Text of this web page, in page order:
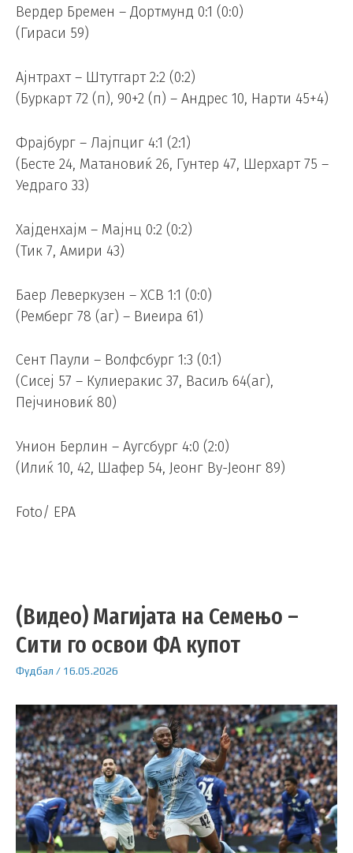
Вердер Бремен – Дортмунд 0:1 (0:0)
(Гираси 59)
Ајнтрахт – Штутгарт 2:2 (0:2)
(Буркарт 72 (п), 90+2 (п) – Андрес 10, Нарти 45+4)
Фрајбург – Лајпциг 4:1 (2:1)
(Бесте 24, Матановиќ 26, Гунтер 47, Шерхарт 75 –
Уедраго 33)
Хајденхајм – Мајнц 0:2 (0:2)
(Тик 7, Амири 43)
Баер Леверкузен – ХСВ 1:1 (0:0)
(Ремберг 78 (аг) – Виеира 61)
Сент Паули – Волфсбург 1:3 (0:1)
(Сисеј 57 – Кулиеракис 37, Васиљ 64(аг),
Пејчиновиќ 80)
Унион Берлин – Аугсбург 4:0 (2:0)
(Илиќ 10, 42, Шафер 54, Јеонг Ву-Јеонг 89)
Foto/ EPA
(Видео) Магијата на Семењо –
Сити го освои ФА купот
Фудбал / 16.05.2026